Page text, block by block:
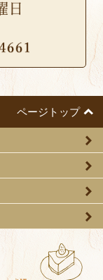
となります。
顧のほどよ
日～29日（8
10時～18時、
愛顧のほどよ
となりますの
ページトップ